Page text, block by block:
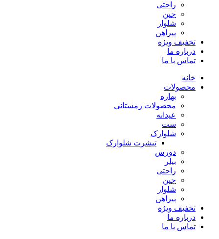
راحتی
جین
شلوار
پیراهن
تخفیف ویژه
درباره ما
تماس با ما
خانه
محصولات
بهاره
محصولات زمستانی
عیدانه
ست
شلوارک
تیشرت شلوارک
دورس
بیلر
راحتی
جین
شلوار
پیراهن
تخفیف ویژه
درباره ما
تماس با ما